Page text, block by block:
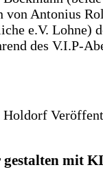
von Antonius
e.V. Lohne)
des V.I.P-
Holdorf
mit KI